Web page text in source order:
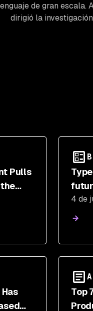
de gran escala.
dirigió la
Pulls
5
4 de
Top